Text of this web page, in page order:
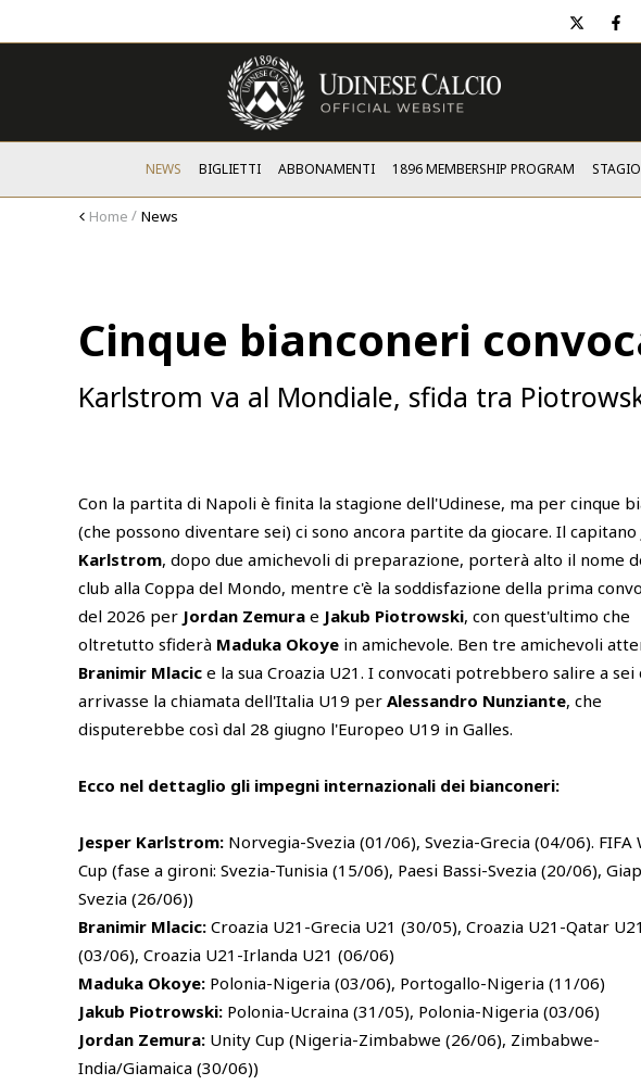
twitter
NEWS BIGLIETTI ABBONAMENTI 1896 MEMBERSHIP PROGRAM
Home News
Cinque bianconeri
Karlstrom va al Mondiale, sfida tra
Con la partita di Napoli è finita la stagione dell'Udinese, ma per cinque
(che possono diventare sei) ci sono ancora partite da giocare. Il capitano
Karlstrom, dopo due amichevoli di preparazione, porterà alto il nome
club alla Coppa del Mondo, mentre c'è la soddisfazione della prima
del 2026 per Jordan Zemura e Jakub Piotrowski, con quest'ultimo che
oltretutto sfiderà Maduka Okoye in amichevole. Ben tre amichevoli
Branimir Mlacic e la sua Croazia U21. I convocati potrebbero salire a sei
arrivasse la chiamata dell'Italia U19 per Alessandro Nunziante, che
disputerebbe così dal 28 giugno l'Europeo U19 in Galles.
Ecco nel dettaglio gli impegni internazionali dei bianconeri:
Jesper Karlstrom: Norvegia-Svezia (01/06), Svezia-Grecia (04/06). FIFA
Cup (fase a gironi: Svezia-Tunisia (15/06), Paesi Bassi-Svezia (20/06),
Svezia (26/06))
Branimir Mlacic: Croazia U21-Grecia U21 (30/05), Croazia U21-Qatar U21
(03/06), Croazia U21-Irlanda U21 (06/06)
Maduka Okoye: Polonia-Nigeria (03/06), Portogallo-Nigeria (11/06)
Jakub Piotrowski: Polonia-Ucraina (31/05), Polonia-Nigeria (03/06)
Jordan Zemura: Unity Cup (Nigeria-Zimbabwe (26/06), Zimbabwe-
India/Giamaica (30/06))